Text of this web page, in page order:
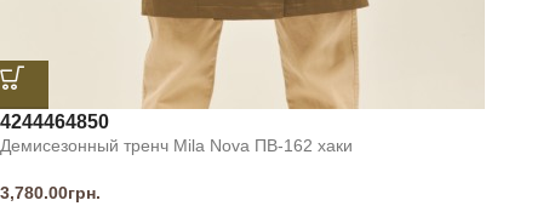
4244464850
Демисезонный тренч Mila Nova ПВ-162 хаки
3,780.00грн.